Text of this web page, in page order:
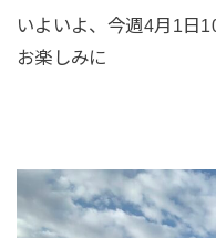
いよいよ、今週4月1日
お楽しみに